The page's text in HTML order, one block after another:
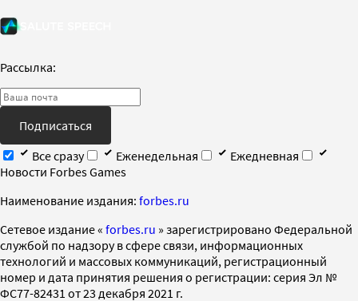
Рассылка:
Подписаться
Все сразу
Еженедельная
Ежедневная
Новости Forbes Games
Наименование издания: forbes.ru
Cетевое издание « forbes.ru » зарегистрировано Федеральной
службой по надзору в сфере связи, информационных
технологий и массовых коммуникаций, регистрационный
номер и дата принятия решения о регистрации: серия Эл №
ФС77-82431 от 23 декабря 2021 г.